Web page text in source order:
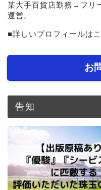
某大手百貨店勤務→フリ
運営。
■詳しいプロフィールは
お
告知